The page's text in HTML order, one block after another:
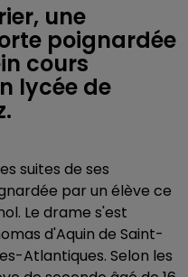
une
poignardée
cours
lycée de
suites de ses
par un élève ce
Le drame s'est
d'Aquin de Saint-
Atlantiques. Selon les